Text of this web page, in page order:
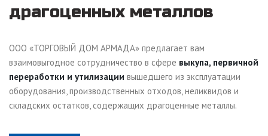
драгоценных металлов
ООО «ТОРГОВЫЙ ДОМ АРМАДА» предлагает вам
взаимовыгодное сотрудничество в сфере выкупа, первичной
переработки и утилизации вышедшего из эксплуатации
оборудования, производственных отходов, неликвидов и
складских остатков, содержащих драгоценные металлы.